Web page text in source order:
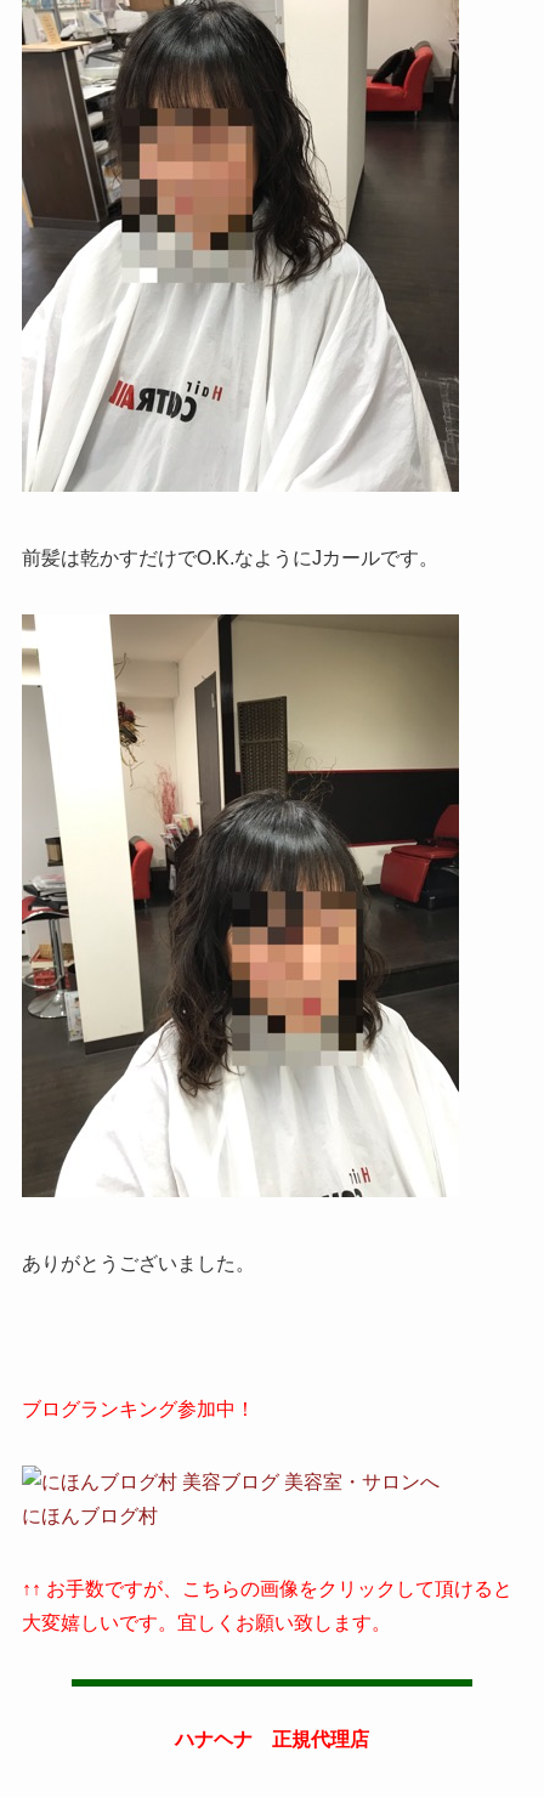
前髪は乾かすだけでO.K.なようにJカールです。
ありがとうございました。
ブログランキング参加中！
にほんブログ村
↑↑ お手数ですが、こちらの画像をクリックして頂けると
大変嬉しいです。宜しくお願い致します。
ハナヘナ 正規代理店